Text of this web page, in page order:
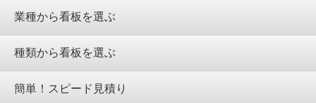
業種から看板を選ぶ
種類から看板を選ぶ
簡単！スピード見積り